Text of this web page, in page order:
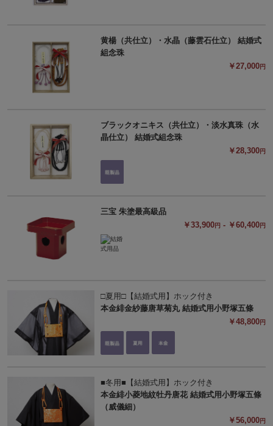
黄楊（共仕立）・水晶（藤雲石仕立） 結婚式
組念珠
￥27,000円
ブラックオニキス（共仕立）・淡水真珠（水
晶仕立） 結婚式組念珠
￥28,300円
三宝 朱塗最高級品
￥33,900円 - ￥60,400円
□夏用□【結婚式用】ホック付き
本金緋金紗藤唐草菊丸 結婚式用小野塚五條
￥48,800円
■冬用■【結婚式用】ホック付き
本金緋小菱地紋牡丹唐花 結婚式用小野塚五條
（威儀細）
￥56,000円